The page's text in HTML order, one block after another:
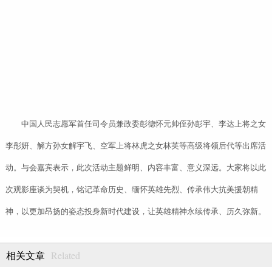
中国人民志愿军首任司令员兼政委彭德怀元帅侄孙彭宇、李达上将之女
李彤妍、解方孙女解宇飞、空军上将林虎之女林英等高级将领后代等出席活
动。与会嘉宾表示，此次活动主题鲜明、内容丰富、意义深远。大家将以此
次观影座谈为契机，铭记革命历史、缅怀英雄先烈、传承伟大抗美援朝精
神，以更加昂扬的姿态投身新时代建设，让英雄精神永续传承、历久弥新。
相关文章 Related